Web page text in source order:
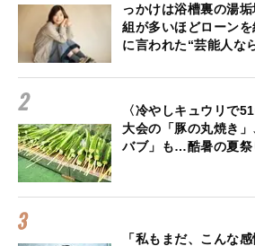
っかけは浴槽裏の湯
組が多いほどローン
に言われた“芸能人な
〈冷やしキュウリで
大会の「豚の丸焼き
バブ」も…酷暑の夏祭
「私もまだ、こんな